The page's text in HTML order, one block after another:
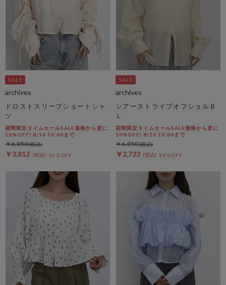
archives
ドロストスリーブショートシャ
ツ
期間限定タイムセールSALE価格から更に
10%OFF! 8/10 10:00まで
￥6,050
￥3,812 36％OFF
archives
シアーストライプオフショルＢ
Ｌ
期間限定タイムセールSALE価格から更に
10%OFF! 8/10 10:00まで
￥6,050
￥2,723 54％OFF